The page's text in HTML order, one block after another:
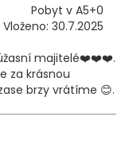
Pobyt v A5+0
30.7.2025
majitelé❤️❤️❤️.
za krásnou
brzy vrátíme 😊.